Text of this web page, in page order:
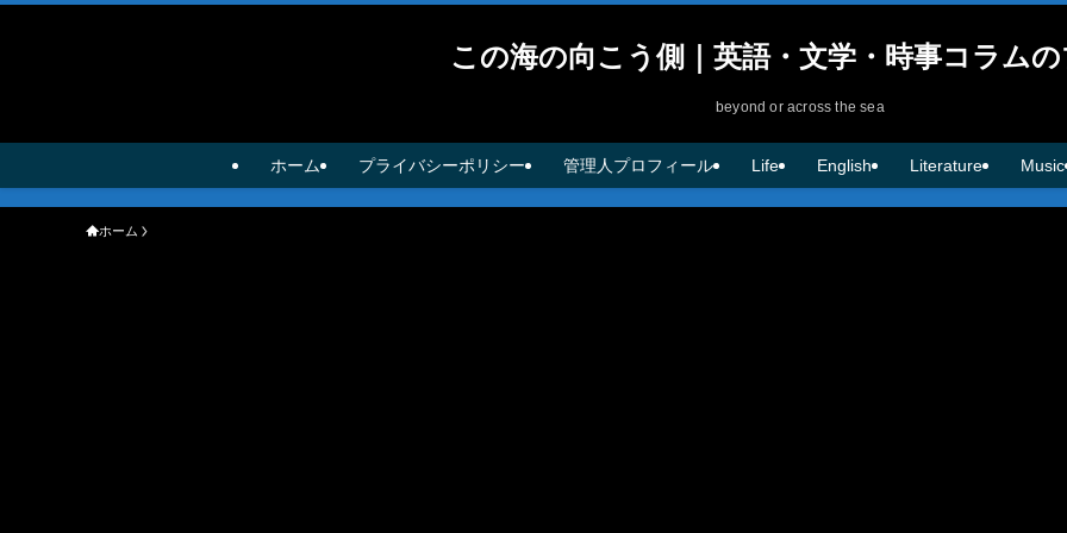
この海の向こう側｜英語・文学・時事コラム
beyond or across the sea
ホーム プライバシーポリシー 管理人プロフィール Life English Literature Music
ホーム